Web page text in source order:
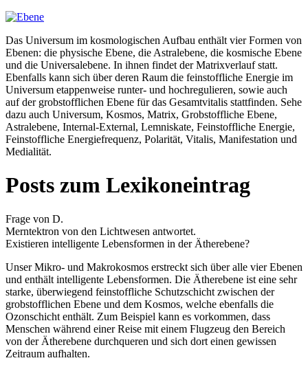
Das Universum im kosmologischen Aufbau enthält vier Formen von
Ebenen: die physische Ebene, die Astralebene, die kosmische Ebene
und die Universalebene. In ihnen findet der Matrixverlauf statt.
Ebenfalls kann sich über deren Raum die feinstoffliche Energie im
Universum etappenweise runter- und hochregulieren, sowie auch
auf der grobstofflichen Ebene für das Gesamtvitalis stattfinden. Sehe
dazu auch Universum, Kosmos, Matrix, Grobstoffliche Ebene,
Astralebene, Internal-External, Lemniskate, Feinstoffliche Energie,
Feinstoffliche Energiefrequenz, Polarität, Vitalis, Manifestation und
Medialität.
Posts zum Lexikoneintrag
Frage von D.
Merntektron von den Lichtwesen antwortet.
Existieren intelligente Lebensformen in der Ätherebene?
Unser Mikro- und Makrokosmos erstreckt sich über alle vier Ebenen
und enthält intelligente Lebensformen. Die Ätherebene ist eine sehr
starke, überwiegend feinstoffliche Schutzschicht zwischen der
grobstofflichen Ebene und dem Kosmos, welche ebenfalls die
Ozonschicht enthält. Zum Beispiel kann es vorkommen, dass
Menschen während einer Reise mit einem Flugzeug den Bereich
von der Ätherebene durchqueren und sich dort einen gewissen
Zeitraum aufhalten.